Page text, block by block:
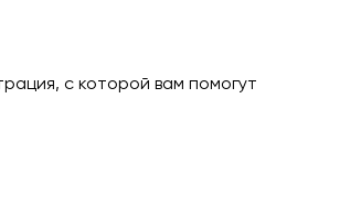
с которой вам помогут